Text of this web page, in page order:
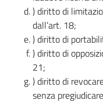
) diritto di
dall’art. 18;
) diritto di
) diritto di
21;
) diritto di
senza